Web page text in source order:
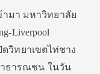
มา มหาวิทยาลัย
Liverpool
ดวิทยาเขตไท่ชาง
ธารณชน ในวัน